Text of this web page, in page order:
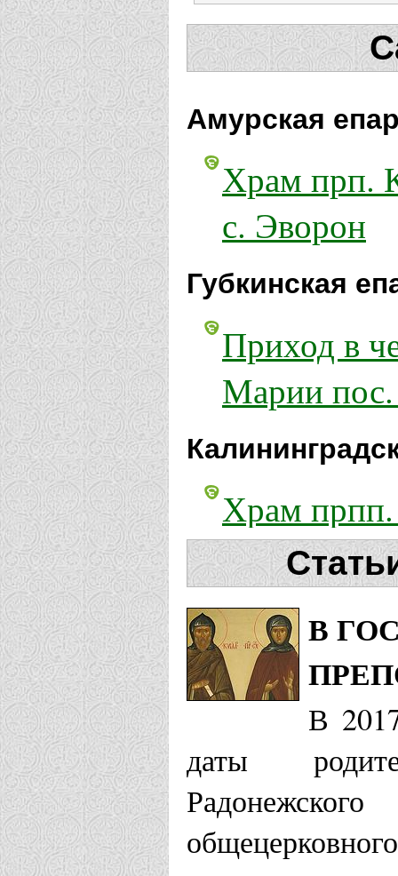
Амурская
Храм прп.
с. Эворон
Губкинская
Приход в
Марии
Храм
Московская
Храм
Тушино г.
Отрадненская
Храм
В
В
даты